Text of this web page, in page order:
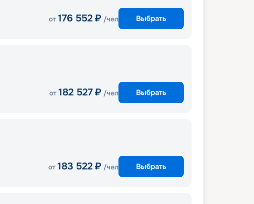
от 176 552 ₽ /чел Выбрать
от 182 527 ₽ /чел Выбрать
от 183 522 ₽ /чел Выбрать